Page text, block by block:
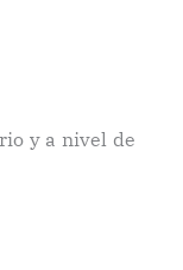
y a nivel de